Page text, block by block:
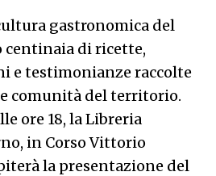
gastronomica del
centinaia di ricette,
e testimonianze raccolte
comunità del territorio.
ore 18, la Libreria
in Corso Vittorio
la presentazione del